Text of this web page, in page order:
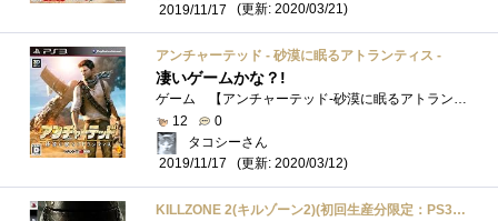
2019/11/17
(更新: 2020/03/21)
アンチャーテッド - 砂漠に眠るアトランティス -
凄いゲームかな？!
ゲーム 【アンチャーテッド-砂漠に眠るアトランティス】 PS3 やっと終盤に到達です今回の「砂漠に眠るアトランティス」のグラフィックの�...
12
0
タコシーさん
2019/11/17
(更新: 2020/03/12)
KILLZONE 2(キルゾーン2)(初回生産分限定：PS3用カスタムテーマ プロダクトコード同梱) 特典 設定資料集 & Amazon.co.jpオリジナル「ヘルガストプロパガンダカスタムテーマ」付き